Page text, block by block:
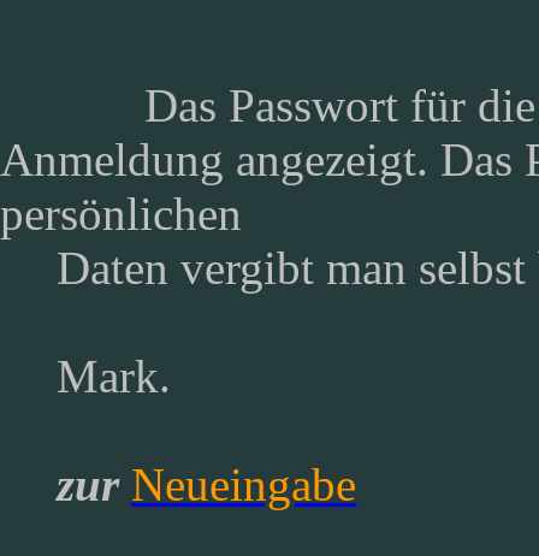
Das Passwort für
Anmeldung angezeigt. Das
persönlichen
Daten vergibt man
Mark.
zur Neueingabe